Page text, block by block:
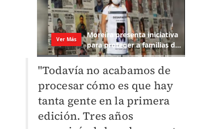
"Todavía no acabamos de
procesar cómo es que hay
tanta gente en la primera
edición. Tres años